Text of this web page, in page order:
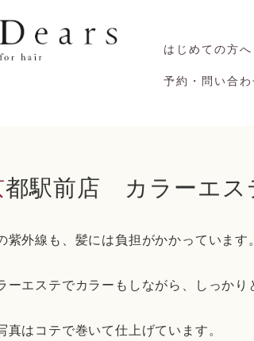
はじめての方へ
予約・問い合わ
京都駅前店 カラーエス
紫外線も、髪には負担がかかっています
ーエステでカラーもしながら、しっかり
真はコテで巻いて仕上げています。